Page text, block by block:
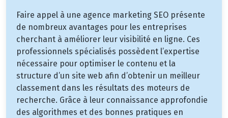
Faire appel à une agence marketing SEO présente
de nombreux avantages pour les entreprises
cherchant à améliorer leur visibilité en ligne. Ces
professionnels spécialisés possèdent l’expertise
nécessaire pour optimiser le contenu et la
structure d’un site web afin d’obtenir un meilleur
classement dans les résultats des moteurs de
recherche. Grâce à leur connaissance approfondie
des algorithmes et des bonnes pratiques en